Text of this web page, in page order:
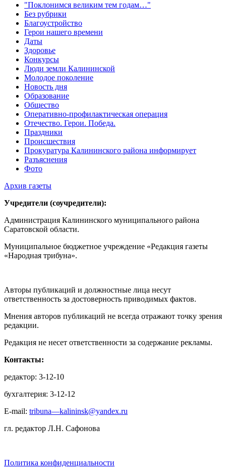
"Поклонимся великим тем годам…"
Без рубрики
Благоустройство
Герои нашего времени
Даты
Здоровье
Конкурсы
Люди земли Калининской
Молодое поколение
Новость дня
Образование
Общество
Оперативно-профилактическая операция
Отечество. Герои. Победа.
Праздники
Происшествия
Прокуратура Калининского района информирует
Разъяснения
Фото
Архив газеты
Учредители (соучредители):
Администрация Калининского муниципального района
Саратовской области.
Муниципальное бюджетное учреждение «Редакция газеты
«Народная трибуна».
Авторы публикаций и должностные лица несут
ответственность за достоверность приводимых фактов.
Мнения авторов публикаций не всегда отражают точку зрения
редакции.
Редакция не несет ответственности за содержание рекламы.
Контакты:
редактор: 3-12-10
бухгалтерия: 3-12-12
E-mail: tribuna—kalininsk@yandex.ru
гл. редактор Л.Н. Сафонова
Политика конфиденциальности